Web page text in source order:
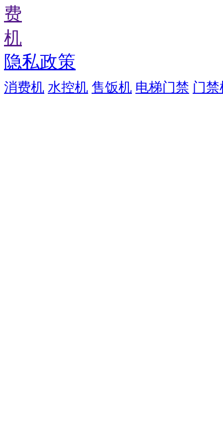
隐私政策
消费机 水控机 售饭机 电梯门禁 门禁